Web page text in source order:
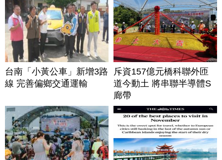
台南「小黃公車」新增3路
線 完善偏鄉交通運輸
斥資157億元橋科聯外匝
道今動土 將串聯半導體S
廊帶